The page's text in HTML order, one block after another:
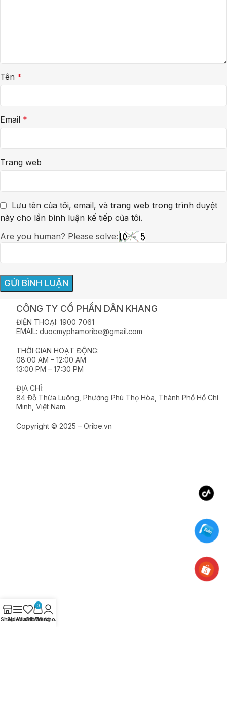
Tên *
Email *
Trang web
Lưu tên của tôi, email, và trang web trong trình duyệt
này cho lần bình luận kế tiếp của tôi.
Are you human? Please solve:
CÔNG TY CỔ PHẦN DÂN KHANG
ĐIỆN THOẠI: 1900 7061
EMAIL: duocmyphamoribe@gmail.com
THỜI GIAN HOẠT ĐỘNG:
08:00 AM – 12:00 AM
13:00 PM – 17:30 PM
ĐỊA CHỈ:
84 Đỗ Thừa Luông, Phường Phú Thọ Hòa, Thành Phố Hồ Chí
Minh, Việt Nam.
Copyright © 2025 – Oribe.vn
ShopSidebar
Wishlist
0
Giỏ hàng
Tài khoản